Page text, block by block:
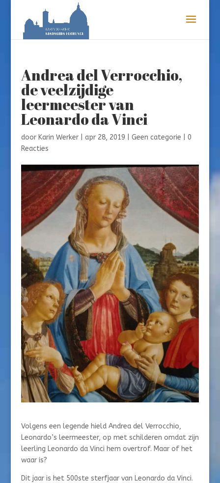
Andrea del Verrocchio,
de veelzijdige
leermeester van
Leonardo da Vinci
door Karin Werker| apr 28, 2019 Geen categorie
0
Reacties
Volgens een legende hield Andrea del Verrocchio,
Leonardo’s leermeester, op met schilderen omdat zijn
leerling Leonardo da Vinci hem overtrof. Maar of het
waar is?
Dit jaar is het 500ste sterfjaar van Leonardo da Vinci.